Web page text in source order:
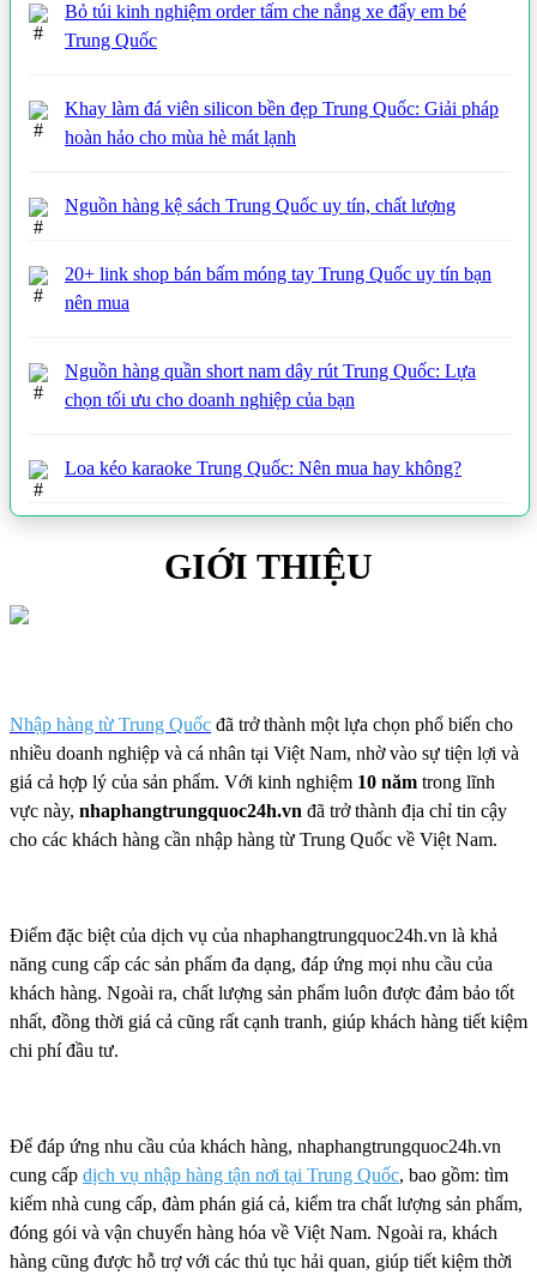
Bỏ túi kinh nghiệm order tấm che nắng xe đẩy em bé
Trung Quốc
Khay làm đá viên silicon bền đẹp Trung Quốc: Giải pháp
hoàn hảo cho mùa hè mát lạnh
Nguồn hàng kệ sách Trung Quốc uy tín, chất lượng
20+ link shop bán bấm móng tay Trung Quốc uy tín bạn
nên mua
Nguồn hàng quần short nam dây rút Trung Quốc: Lựa
chọn tối ưu cho doanh nghiệp của bạn
Loa kéo karaoke Trung Quốc: Nên mua hay không?
GIỚI THIỆU
Nhập hàng từ Trung Quốc đã trở thành một lựa chọn phổ biến cho
nhiều doanh nghiệp và cá nhân tại Việt Nam, nhờ vào sự tiện lợi và
giá cả hợp lý của sản phẩm. Với kinh nghiệm 10 năm trong lĩnh
vực này, nhaphangtrungquoc24h.vn đã trở thành địa chỉ tin cậy
cho các khách hàng cần nhập hàng từ Trung Quốc về Việt Nam.
Điểm đặc biệt của dịch vụ của nhaphangtrungquoc24h.vn là khả
năng cung cấp các sản phẩm đa dạng, đáp ứng mọi nhu cầu của
khách hàng. Ngoài ra, chất lượng sản phẩm luôn được đảm bảo tốt
nhất, đồng thời giá cả cũng rất cạnh tranh, giúp khách hàng tiết kiệm
chi phí đầu tư.
Để đáp ứng nhu cầu của khách hàng, nhaphangtrungquoc24h.vn
cung cấp dịch vụ nhập hàng tận nơi tại Trung Quốc, bao gồm: tìm
kiếm nhà cung cấp, đàm phán giá cả, kiểm tra chất lượng sản phẩm,
đóng gói và vận chuyển hàng hóa về Việt Nam. Ngoài ra, khách
hàng cũng được hỗ trợ với các thủ tục hải quan, giúp tiết kiệm thời